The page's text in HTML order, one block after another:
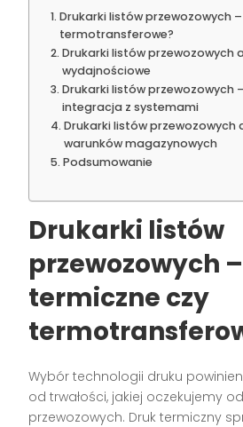
Drukarki listów przewozowych
termotransferowe?
Drukarki listów przewozowych
wydajnościowe
Drukarki listów przewozowych
integracja z systemami
Drukarki listów przewozowych
warunków magazynowych
Podsumowanie
Drukarki listów
przewozowych –
termiczne czy
Wybór technologii druku
od trwałości, jakiej oczekujemy
przewozowych. Druk termiczny